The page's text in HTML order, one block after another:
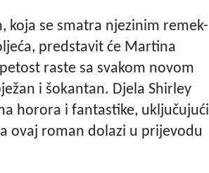
koja se smatra njezinim remek-
predstavit će Martina
raste sa svakom novom
i šokantan. Djela Shirley
horora i fantastike, uključujući
ovaj roman dolazi u prijevodu